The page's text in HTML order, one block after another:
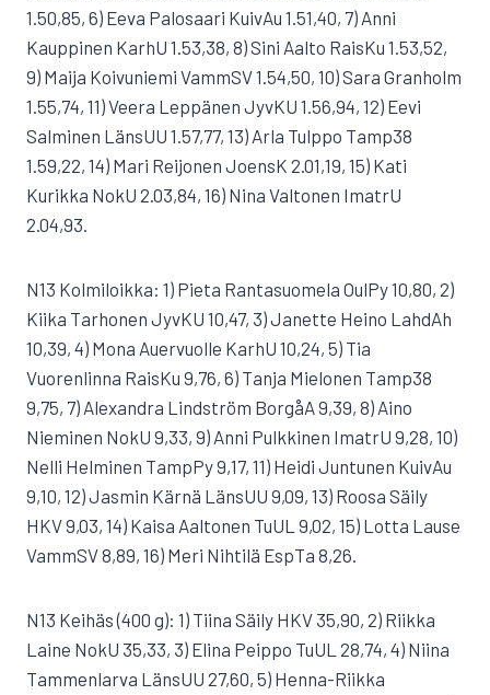
1.50,85, 6) Eeva Palosaari KuivAu 1.51,40, 7) Anni
Kauppinen KarhU 1.53,38, 8) Sini Aalto RaisKu 1.53,52,
9) Maija Koivuniemi VammSV 1.54,50, 10) Sara Granholm
1.55,74, 11) Veera Leppänen JyvKU 1.56,94, 12) Eevi
Salminen LänsUU 1.57,77, 13) Arla Tulppo Tamp38
1.59,22, 14) Mari Reijonen JoensK 2.01,19, 15) Kati
Kurikka NokU 2.03,84, 16) Nina Valtonen ImatrU
2.04,93.
N13 Kolmiloikka: 1) Pieta Rantasuomela OulPy 10,80, 2)
Kiika Tarhonen JyvKU 10,47, 3) Janette Heino LahdAh
10,39, 4) Mona Auervuolle KarhU 10,24, 5) Tia
Vuorenlinna RaisKu 9,76, 6) Tanja Mielonen Tamp38
9,75, 7) Alexandra Lindström BorgåA 9,39, 8) Aino
Nieminen NokU 9,33, 9) Anni Pulkkinen ImatrU 9,28, 10)
Nelli Helminen TampPy 9,17, 11) Heidi Juntunen KuivAu
9,10, 12) Jasmin Kärnä LänsUU 9,09, 13) Roosa Säily
HKV 9,03, 14) Kaisa Aaltonen TuUL 9,02, 15) Lotta Lause
VammSV 8,89, 16) Meri Nihtilä EspTa 8,26.
N13 Keihäs (400 g): 1) Tiina Säily HKV 35,90, 2) Riikka
Laine NokU 35,33, 3) Elina Peippo TuUL 28,74, 4) Niina
Tammenlarva LänsUU 27,60, 5) Henna-Riikka